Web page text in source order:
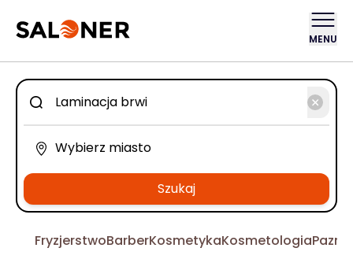
MENU
Szukaj
FryzjerstwoBarberKosmetykaKosmetologia